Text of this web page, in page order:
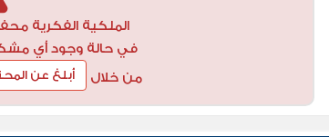
الملكية الفكرية
في حالة وجود أي
من خلال
أبلغ عن